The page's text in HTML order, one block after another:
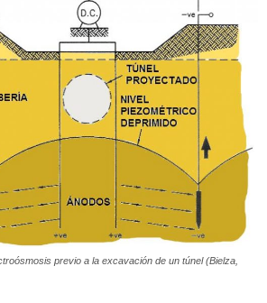
previo a la excavación de un túnel (Bielza,